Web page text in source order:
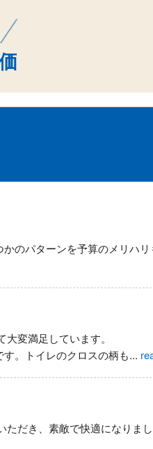
のパターンを予算のメリハ
変満足しています。
。トイレのクロスの柄も...
だき、素敵で快適になりま